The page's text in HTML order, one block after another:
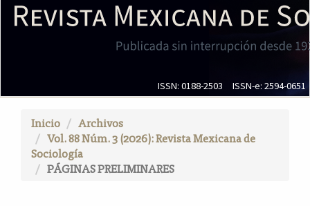
i
ó
n
c
p
a
ISSN: 0188-2503 ISSN-e: 2594-0651
Inicio
Archivos
Vol. 88 Núm. 3 (2026): Revista Mexicana de
Sociología
PÁGINAS PRELIMINARES